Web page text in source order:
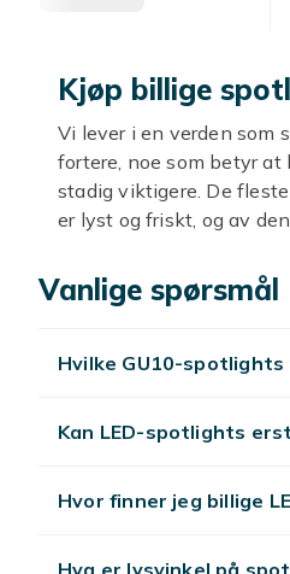
Kjøp billige
Vi lever i en verden som
fortere, noe som betyr at
stadig viktigere. De
er lyst og friskt, og av
Fyndiq har vi samlet et
spotlights slik at du kan
I sortimentet finner du
nye produkter daglig, har
Tips for et
Vanlige spørsmål
Hvilke GU10-
Kan LED-spotlights
Hvor finner jeg billige
Hva er lysvinkel på